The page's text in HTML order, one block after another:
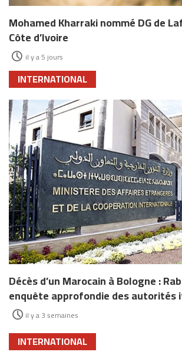
Mohamed Kharraki nommé DG de
Côte d’Ivoire
il y a 5 jours
INTERNATIONAL
Décès d’un Marocain à Bologne :
enquête approfondie des autorités
il y a 3 semaines
INTERNATIONAL